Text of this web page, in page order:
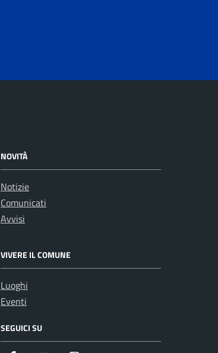
NOVITÀ
Notizie
Comunicati
Avvisi
VIVERE IL COMUNE
Luoghi
Eventi
SEGUICI SU